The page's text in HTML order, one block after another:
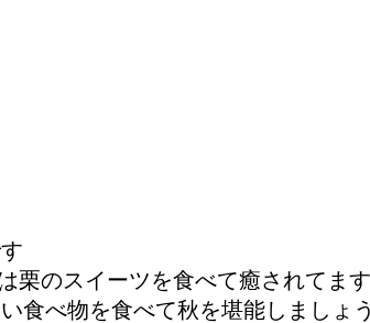
栗のスイーツを食べて癒されてま
食べ物を食べて秋を堪能しましょ